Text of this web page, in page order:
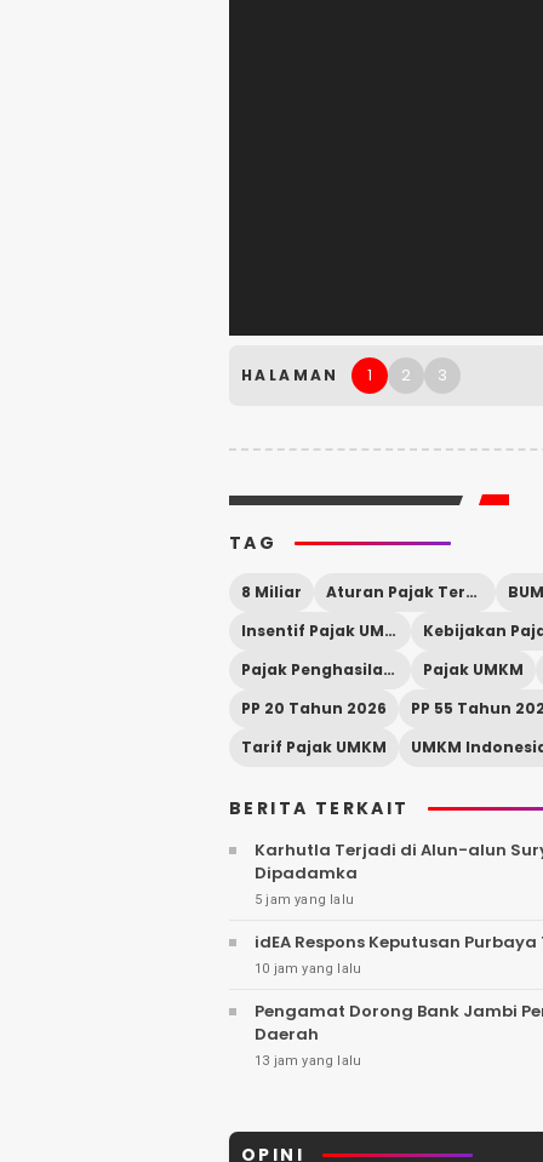
HALAMAN 1 2 3
TAG
8 Miliar Aturan Pajak Terbaru
Insentif Pajak UMKM
Kebijakan
Pajak Penghasilan Final
Pajak UMKM
PP 20 Tahun 2026
PP 55 Tahun
Tarif Pajak UMKM
UMKM
BERITA TERKAIT
Karhutla Terjadi di Alun-alun
Dipadamka
5 jam yang lalu
idEA Respons Keputusan
10 jam yang lalu
Pengamat Dorong Bank Jambi
Daerah
13 jam yang lalu
OPINI